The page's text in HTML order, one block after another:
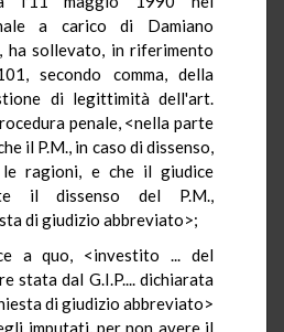
a carico di Damiano
ha sollevato, in riferimento
secondo comma, della
di legittimità dell'art.
penale, <nella parte
il P.M., in caso di dissenso,
le ragioni, e che il giudice
il dissenso del P.M.,
di giudizio abbreviato>;
a quo, <investito ... del
stata dal G.I.P.... dichiarata
di giudizio abbreviato>
imputati, per non avere il